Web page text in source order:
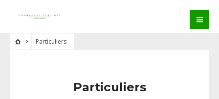
Particuliers
Particuliers